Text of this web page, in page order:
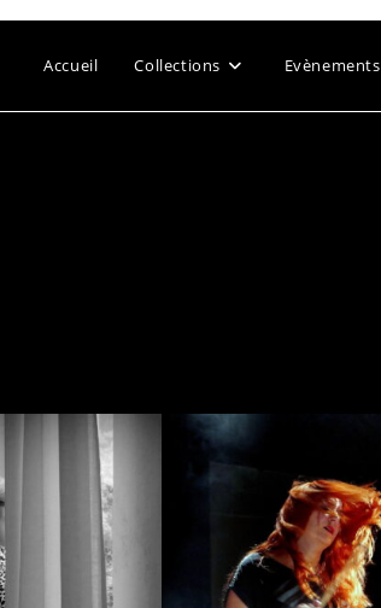
Accueil Collections Evènements